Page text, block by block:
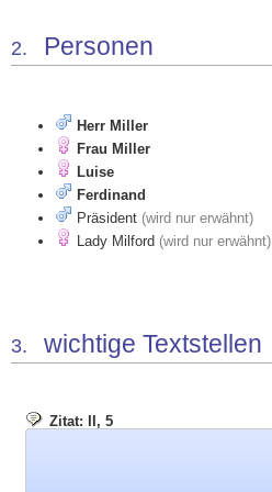
2. Personen
Herr Miller
Frau Miller
Luise
Ferdinand
Präsident (wird nur erwähnt)
Lady Milford (wird nur erwähnt)
3. wichtige Textstellen
Zitat: II, 5